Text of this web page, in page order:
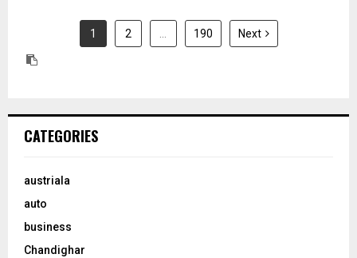
1 2 … 190 Next
CATEGORIES
austriala
auto
business
Chandighar